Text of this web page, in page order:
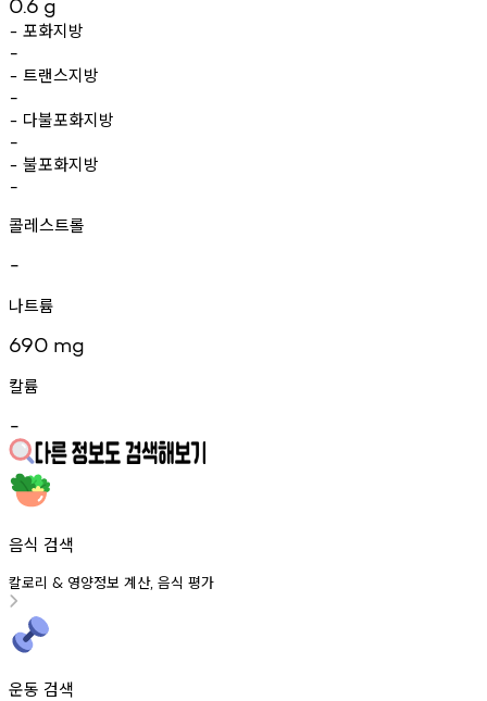
0.6 g
- 포화지방
-
- 트랜스지방
-
- 다불포화지방
-
- 불포화지방
-
콜레스트롤
-
나트륨
690 mg
칼륨
-
음식 검색
칼로리 & 영양정보 계산, 음식 평가
운동 검색